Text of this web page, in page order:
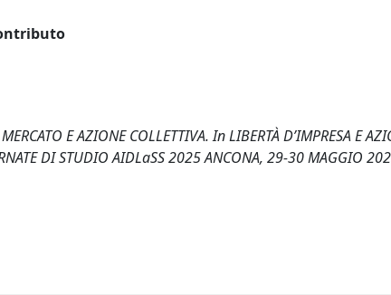
E AZIONE COLLETTIVA. In LIBERTÀ D’IMPRESA E
DI STUDIO AIDLaSS 2025 ANCONA, 29-30 MAGGIO